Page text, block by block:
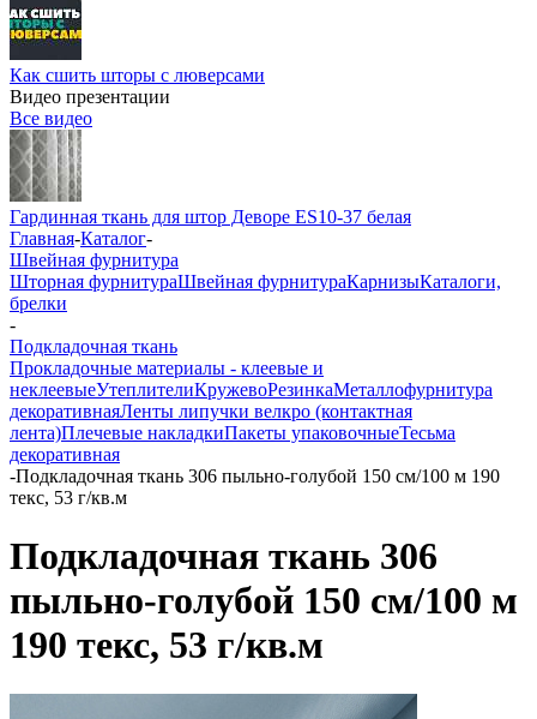
Как сшить шторы с люверсами
Видео презентации
Все видео
Гардинная ткань для штор Деворе ES10-37 белая
Главная-Каталог-
Швейная фурнитура
Шторная фурнитураШвейная фурнитураКарнизыКаталоги,
брелки
-
Подкладочная ткань
Прокладочные материалы - клеевые и
неклеевыеУтеплителиКружевоРезинкаМеталлофурнитура
декоративнаяЛенты липучки велкро (контактная
лента)Плечевые накладкиПакеты упаковочныеТесьма
декоративная
-Подкладочная ткань 306 пыльно-голубой 150 см/100 м 190
текс, 53 г/кв.м
Подкладочная ткань 306
пыльно-голубой 150 см/100 м
190 текс, 53 г/кв.м